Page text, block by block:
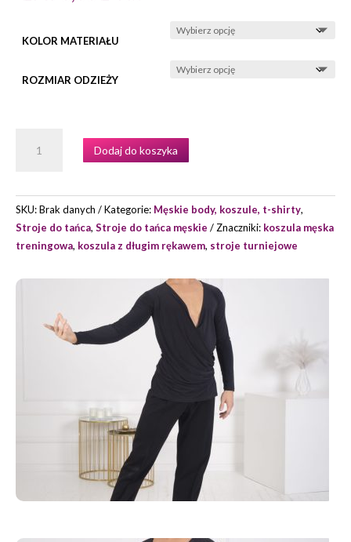
KOLOR MATERIAŁU
ROZMIAR ODZIEŻY
KOSZULA
Dodaj do koszyka
SKU:Brak danych Kategorie: Męskie body, koszule, t-shirty,
Stroje do tańca, Stroje do tańca męskie Znaczniki: koszula męska
treningowa, koszula z długim rękawem, stroje turniejowe